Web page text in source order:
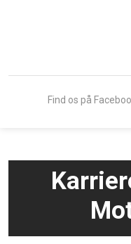
Find os på